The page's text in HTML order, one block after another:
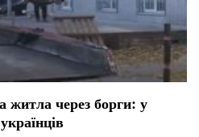
житла через борги: у